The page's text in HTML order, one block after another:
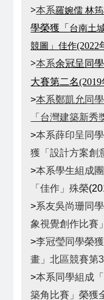
>本系羅婉儒 林
學榮獲「 台南土
競圖 」佳作(2022
>本系余冠呈同
大賽第二名(2019
>本系鄭凱允同
「台灣建築新秀
>本系薛印呈同
獲「設計方案創
>本系學生組成
「佳作」殊榮
>系友吳尚珊同
象視覺創作比賽
>李冠瑩同學榮
畫」北區競賽第
>本系同學組成
築角比賽」榮獲